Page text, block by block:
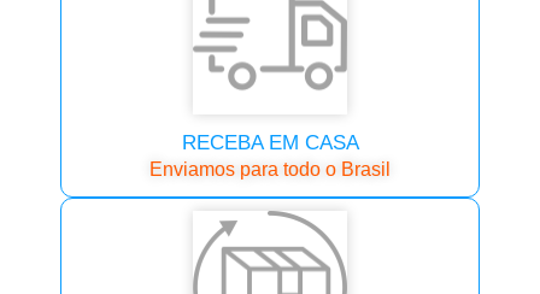
RECEBA EM CASA
Enviamos para todo o Brasil